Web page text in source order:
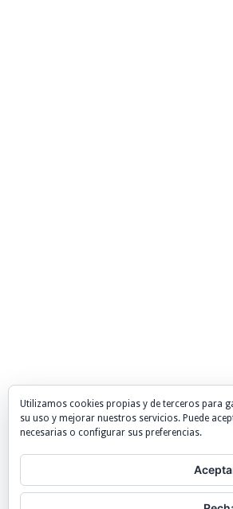
Utilizamos cookies propias y de terceros para
su uso y mejorar nuestros servicios. Puede
necesarias o configurar sus preferencias.